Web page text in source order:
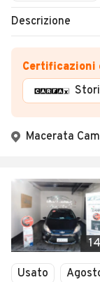
Descrizione
Certificazioni
Macerata
14
Usato